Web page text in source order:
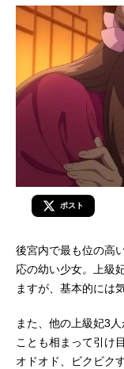
ポスト
後宮内で最も位の高
応の幼い少女。上級
ますが、基本的には
また、他の上級妃3
ことも相まって引け
オドオド、ビクビク